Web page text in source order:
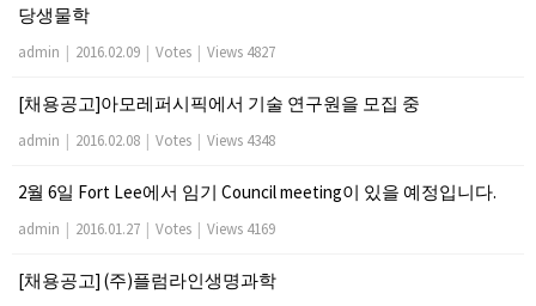
당생물학
admin | 2016.02.09 | Votes | Views 4827
[채용공고]아모레퍼시픽에서 기술 연구원을 모집 중
admin | 2016.02.08 | Votes | Views 4348
2월 6일 Fort Lee에서 임기 Council meeting이 있을 예정입니다.
admin | 2016.01.27 | Votes | Views 4169
[채용공고] (주)플럼라인생명과학